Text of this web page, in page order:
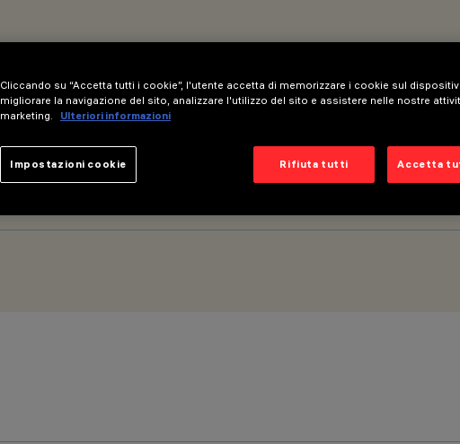
Cliccando su “Accetta tutti i cookie”, l'utente accetta di memorizzare i cookie sul
migliorare la navigazione del sito, analizzare l'utilizzo del sito e assistere nelle nostre
marketing.
Ulteriori informazioni
Rifiuta tutti Accetta
Impostazioni cookie